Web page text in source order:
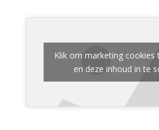
Klik om marketing cookies
en deze inhoud in te